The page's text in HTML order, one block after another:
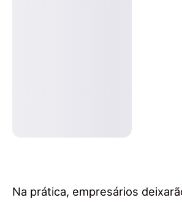
Na prática, empresários